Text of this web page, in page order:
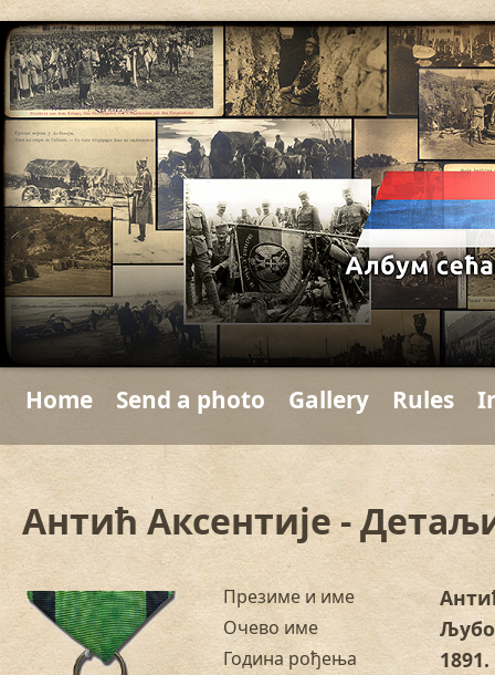
Home Send a photo Gallery Rules
Антић Аксентије -
Презиме и име
Очево име
Година рођења 1891.